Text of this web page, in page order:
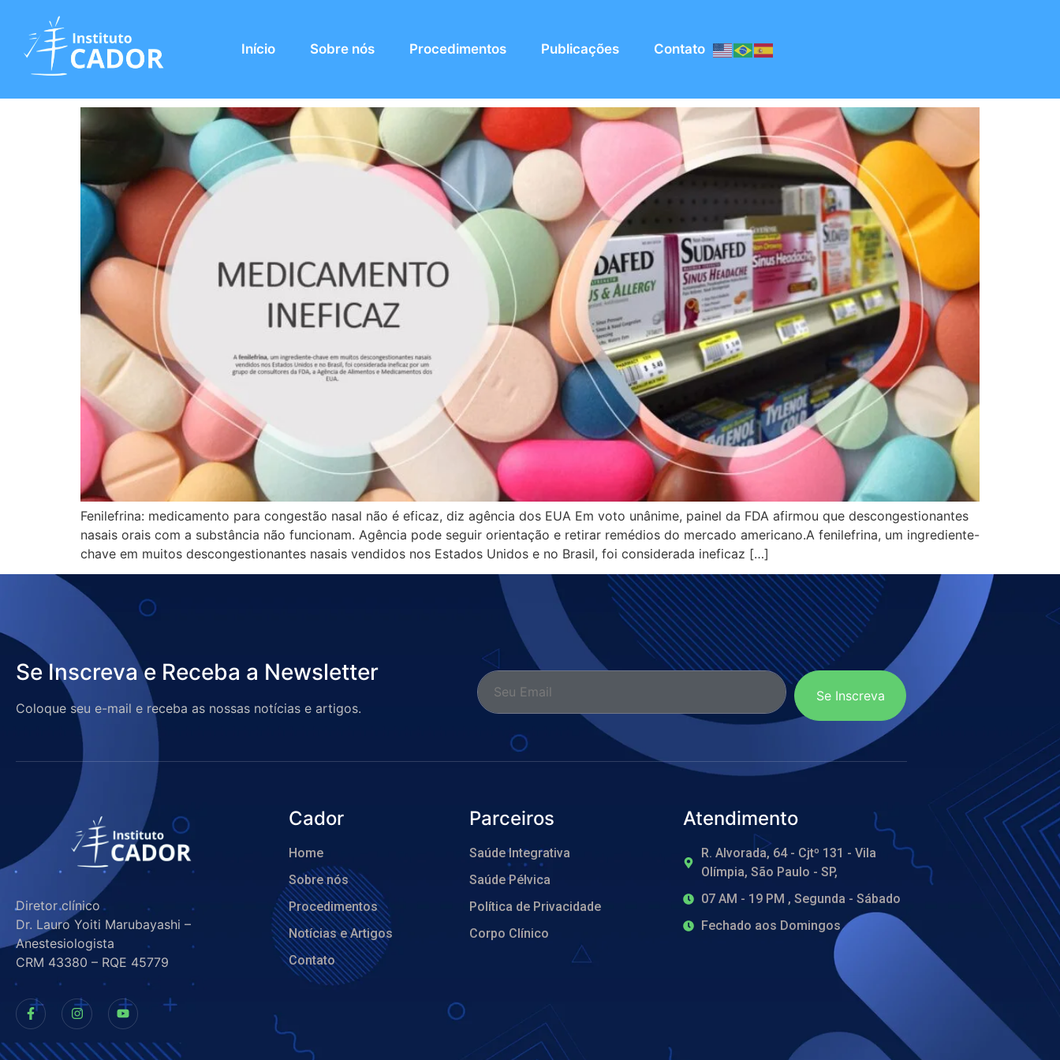
Início Sobre nós Procedimentos Publicações Contato
Tag:
Medicamento vendido em larga escala no Brasil é considerado ineficaz
Fenilefrina: medicamento para congestão nasal não é eficaz, diz agência dos EUA Em voto unânime, painel da FDA afirmou que descongestionantes
nasais orais com a substância não funcionam. Agência pode seguir orientação e retirar remédios do mercado americano.A fenilefrina, um ingrediente-
chave em muitos descongestionantes nasais vendidos nos Estados Unidos e no Brasil, foi considerada ineficaz […]
Se Inscreva e Receba a Newsletter
Coloque seu e-mail e receba as nossas notícias e artigos.
Se Inscreva
Diretor clínico
Dr. Lauro Yoiti Marubayashi –
Anestesiologista
CRM 43380 – RQE 45779
Cador
Home
Sobre nós
Procedimentos
Notícias e Artigos
Contato
Parceiros
Saúde Integrativa
Saúde Pélvica
Política de Privacidade
Corpo Clínico
Atendimento
R. Alvorada, 64 - Cjtº 131 - Vila
Olímpia, São Paulo - SP,
07 AM - 19 PM , Segunda - Sábado
Fechado aos Domingos